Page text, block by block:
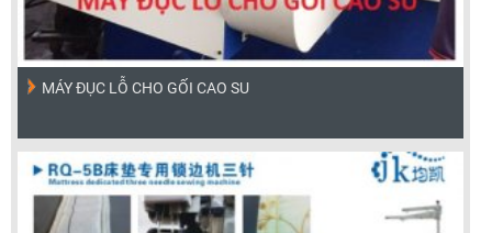
MÁY ĐỤC LỖ CHO GỐI CAO SU